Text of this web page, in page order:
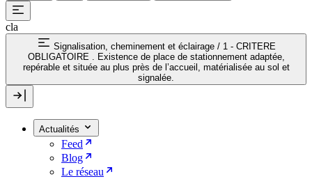
cla
Signalisation, cheminement et éclairage / 1 - CRITERE
OBLIGATOIRE . Existence de place de stationnement adaptée,
repérable et située au plus près de l’accueil, matérialisée au sol et
signalée.
Actualités
Feed
Blog
Le réseau